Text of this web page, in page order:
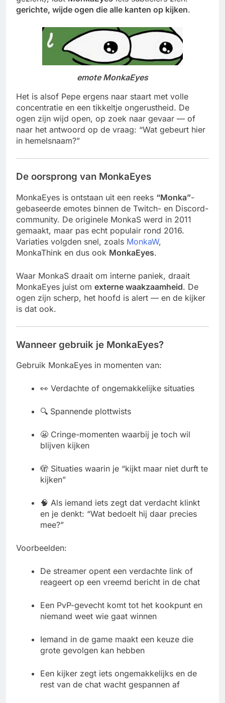
gerichte, wijde ogen die alle kanten op kijken.
emote MonkaEyes
Het is alsof Pepe ergens naar staart met volle
concentratie en een tikkeltje ongerustheid. De
ogen zijn wijd open, op zoek naar gevaar — of
naar het antwoord op de vraag: “Wat gebeurt hier
in hemelsnaam?”
De oorsprong van MonkaEyes
MonkaEyes is ontstaan uit een reeks “Monka”-
gebaseerde emotes binnen de Twitch- en Discord-
community. De originele MonkaS werd in 2011
gemaakt, maar pas echt populair rond 2016.
Variaties volgden snel, zoals MonkaW,
MonkaThink en dus ook MonkaEyes.
Waar MonkaS draait om interne paniek, draait
MonkaEyes juist om externe waakzaamheid. De
ogen zijn scherp, het hoofd is alert — en de kijker
is dat ook.
Wanneer gebruik je MonkaEyes?
Gebruik MonkaEyes in momenten van:
👀 Verdachte of ongemakkelijke situaties
🔍 Spannende plottwists
😬 Cringe-momenten waarbij je toch wil
blijven kijken
🫣 Situaties waarin je “kijkt maar niet durft te
kijken”
🧠 Als iemand iets zegt dat verdacht klinkt
en je denkt: “Wat bedoelt hij daar precies
mee?”
Voorbeelden:
De streamer opent een verdachte link of
reageert op een vreemd bericht in de chat
Een PvP-gevecht komt tot het kookpunt en
niemand weet wie gaat winnen
Iemand in de game maakt een keuze die
grote gevolgen kan hebben
Een kijker zegt iets ongemakkelijks en de
rest van de chat wacht gespannen af